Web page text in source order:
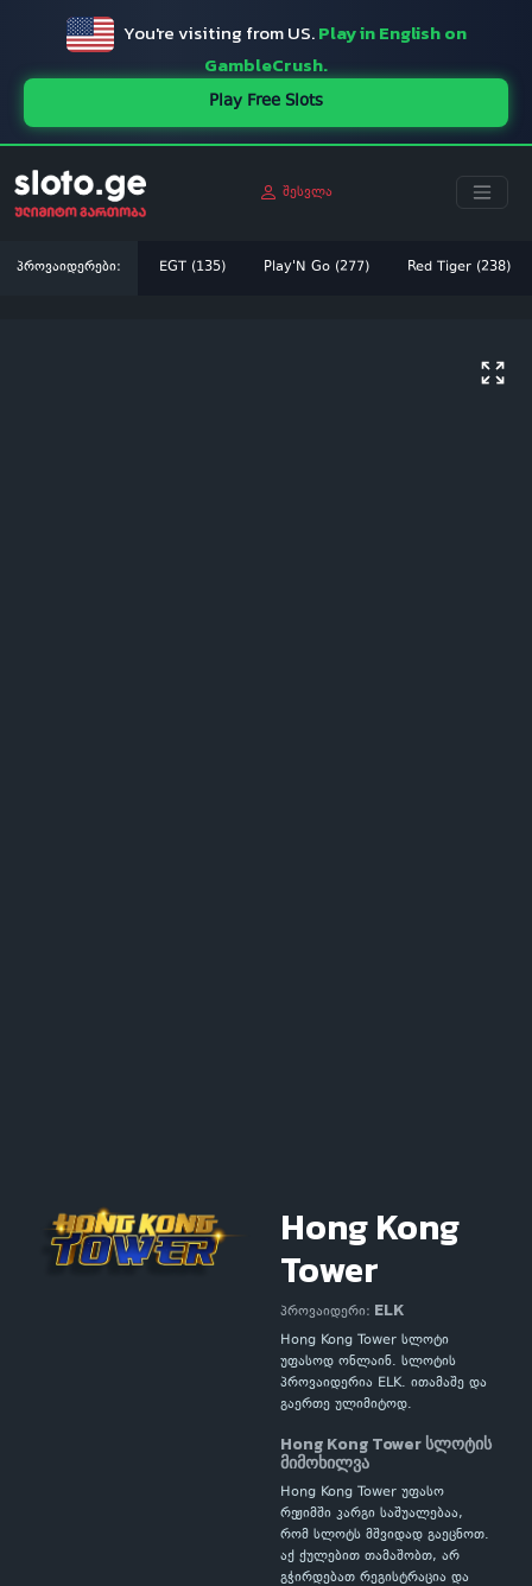
You're visiting from US.Play in English on
GambleCrush.
Play Free Slots
შესვლა
პროვაიდერები: EGT (135) Play'N Go (277) Red Tiger (238)
Hong Kong
Tower
პროვაიდერი: ELK
Hong Kong Tower სლოტი
უფასოდ ონლაინ. სლოტის
პროვაიდერია ELK. ითამაშე და
გაერთე ულიმიტოდ.
Hong Kong Tower სლოტის
მიმოხილვა
Hong Kong Tower უფასო
რეჟიმში კარგი საშუალებაა,
რომ სლოტს მშვიდად გაეცნოთ.
აქ ქულებით თამაშობთ, არ
გჭირდებათ რეგისტრაცია და